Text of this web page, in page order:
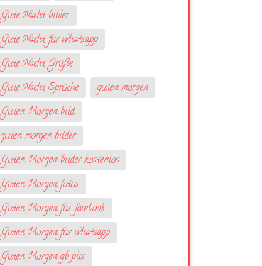
Gute Nacht bilder
Gute Nacht für whatsapp
Gute Nacht Grüße
Gute Nacht Sprüche
guten morgen
Guten Morgen bild
guten morgen bilder
Guten Morgen bilder kostenlos
Guten Morgen fotos
Guten Morgen für facebook
Guten Morgen für whatsapp
Guten Morgen gb pics